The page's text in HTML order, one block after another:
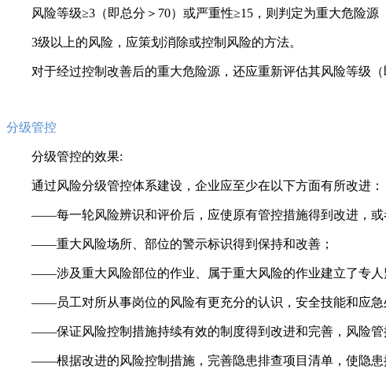
风险等级≥3（即总分＞70）或严重性≥15，则判定为重大危险源
3级以上的风险，应策划消除或控制风险的方法。
对于经过控制改善后的重大危险源，还应重新评估其风险等级
分级管控
分级管控的效果:
通过风险分级管控体系建设，企业应至少在以下方面有所改进：
——每一轮风险辨识和评价后，应使原有管控措施得到改进，或
——重大风险场所、部位的警示标识得到保持和改善；
——涉及重大风险部位的作业、属于重大风险的作业建立了专人
——员工对所从事岗位的风险有更充分的认识，安全技能和应急
——保证风险控制措施持续有效的制度得到改进和完善，风险管
——根据改进的风险控制措施，完善隐患排查项目清单，使隐患